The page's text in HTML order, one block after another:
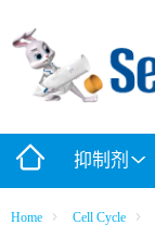
抑制剂
Home Cell Cycle